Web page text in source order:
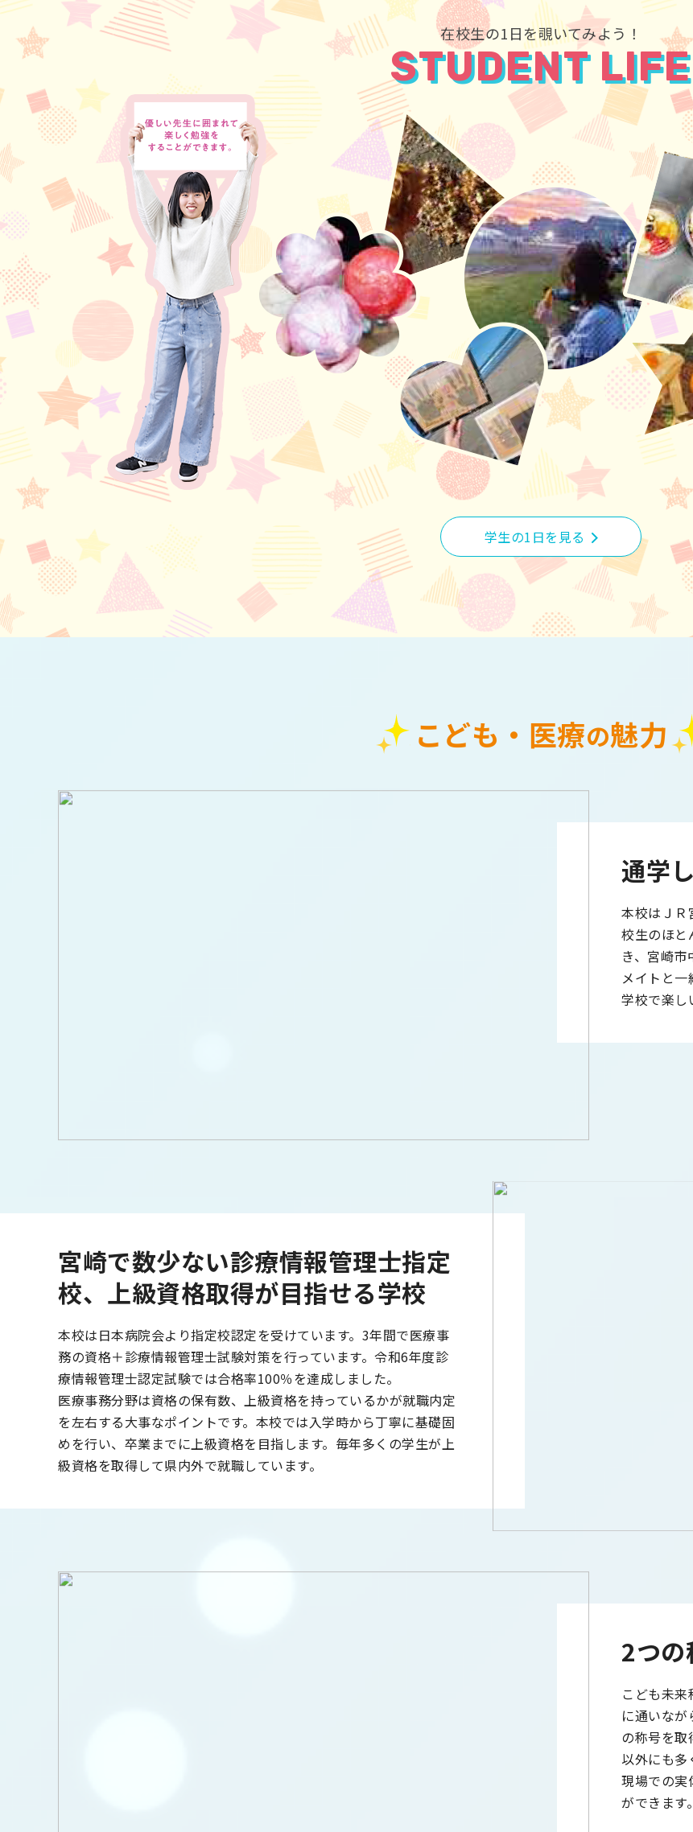
在校生の1日を覗いてみよう！
STUDENT LIFE
学生の1日を見る
こども・医療の魅力
通学
本校はＪＲ
校生のほと
き、宮崎
メイトと
学校で楽し
宮崎で数少ない診療情報管理士指定
校、上級資格取得が目指せる学校
本校は日本病院会より指定校認定を受けています。3年間で医療事
務の資格＋診療情報管理士試験対策を行っています。令和6年度診
療情報管理士認定試験では合格率100％を達成しました。
医療事務分野は資格の保有数、上級資格を持っているかが就職内定
を左右する大事なポイントです。本校では入学時から丁寧に基礎固
めを行い、卒業までに上級資格を目指します。毎年多くの学生が上
級資格を取得して県内外で就職しています。
2つの
こども未
に通いな
の称号を取
以外にも多
現場での実
ができます。